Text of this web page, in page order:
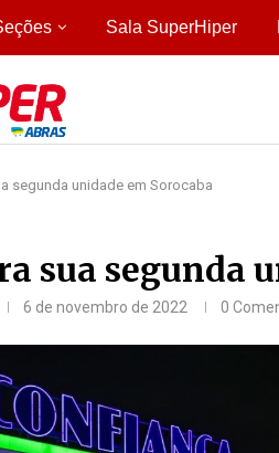
Sala SuperHiper
segunda unidade em Sorocaba
sua segunda
6 de novembro de 2022 0